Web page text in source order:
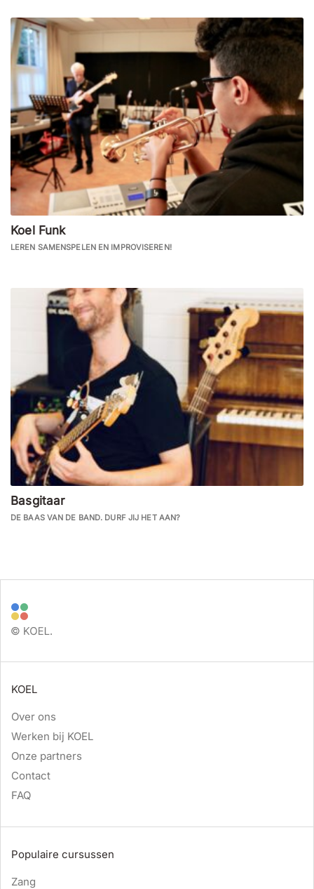
Koel Funk
LEREN SAMENSPELEN EN IMPROVISEREN!
Basgitaar
DE BAAS VAN DE BAND. DURF JIJ HET AAN?
KOEL
Over ons
Werken bij KOEL
Onze partners
Contact
FAQ
Populaire cursussen
Zang